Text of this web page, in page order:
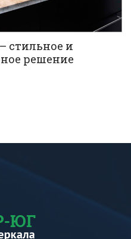
стильное и
решение